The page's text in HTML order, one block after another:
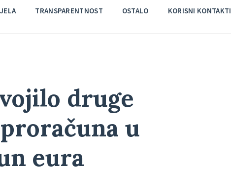
TRANSPARENTNOST OSTALO KORISNI KONTAKTI
druge
u
eura